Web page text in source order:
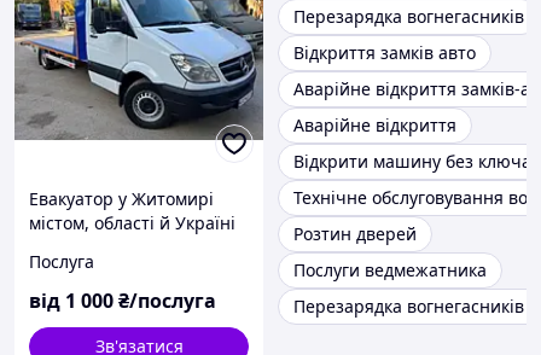
Евакуатор у Житомирі
містом, області й Україні
Послуга
від 1 000₴/послуга
Зв'язатися
Перезарядка вогнегасників
Відкриття замків авто
Аварійне відкриття замків-
Аварійне відкриття
Відкрити машину без ключа
Технічне обслуговування
Розтин дверей
Послуги ведмежатника
Перезарядка вогнегасників